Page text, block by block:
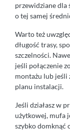
przewidziane dla
o tej samej
Warto też
długość trasy,
szczelności.
jeśli połączenie
montażu lub jeśli
planu instalacji.
Jeśli działasz w
użytkowej, mufa
szybko domknąć